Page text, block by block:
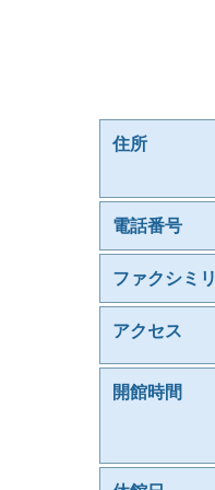
住所
電話番号
ファクシミリ
アクセス
開館時間